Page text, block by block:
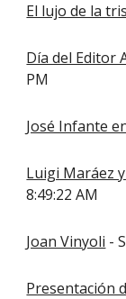
El lujo de la
Día del Editor
PM
José Infante
Luigi Maráez
8:49:22 AM
Joan Vinyoli -
Presentación